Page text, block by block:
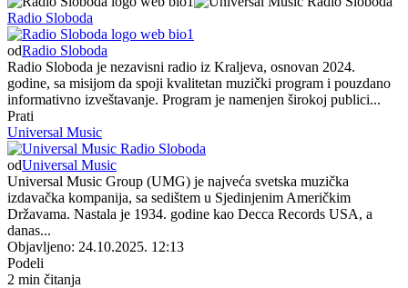
Radio Sloboda
odRadio Sloboda
Radio Sloboda je nezavisni radio iz Kraljeva, osnovan 2024.
godine, sa misijom da spoji kvalitetan muzički program i pouzdano
informativno izveštavanje. Program je namenjen širokoj publici...
Prati
Universal Music
odUniversal Music
Universal Music Group (UMG) je najveća svetska muzička
izdavačka kompanija, sa sedištem u Sjedinjenim Američkim
Državama. Nastala je 1934. godine kao Decca Records USA, a
danas...
Objavljeno: 24.10.2025. 12:13
Podeli
2 min čitanja